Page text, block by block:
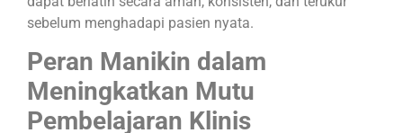
sebelum menghadapi pasien nyata.
Peran Manikin dalam
Meningkatkan Mutu
Pembelajaran Klinis